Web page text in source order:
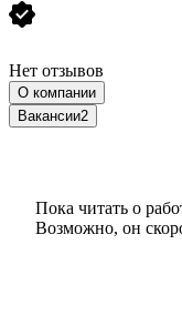
Нет отзывов
О компании
Вакансии2
Пока читать о
Возможно, он